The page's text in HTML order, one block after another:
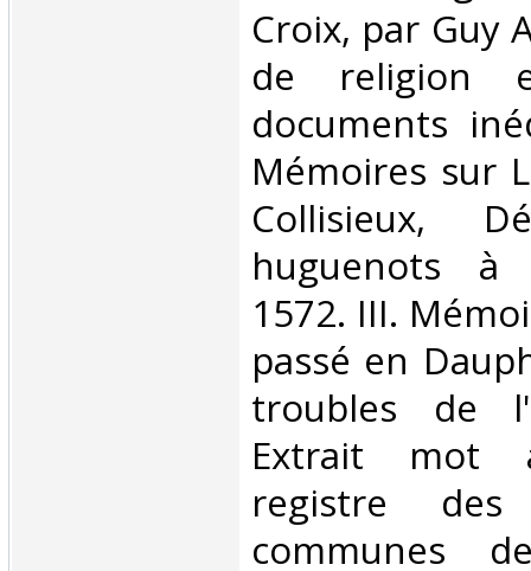
Croix, par Guy
de religion
documents
Mémoires sur
Collisieux,
huguenots à
1572. III.
passé en
troubles de
Extrait
registre des
communes